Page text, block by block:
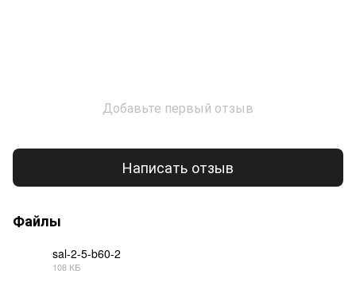
Добавьте первый отзыв
Написать отзыв
Файлы
sal-2-5-b60-2
108 КБ